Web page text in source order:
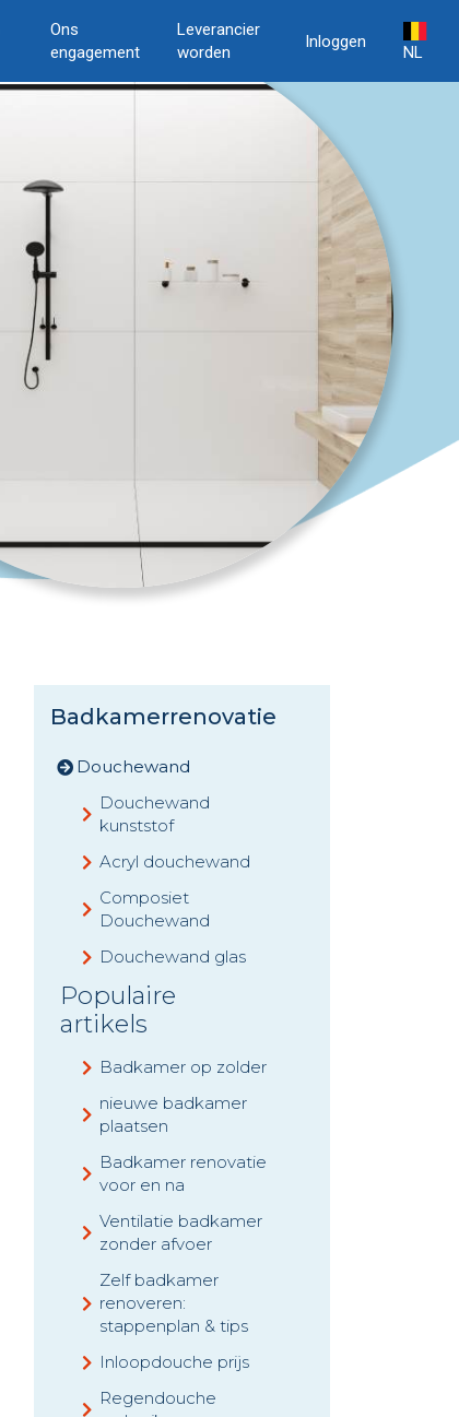
Ons
engagement
Leverancier
worden
Inloggen
NL
Badkamerrenovatie
Douchewand
Douchewand
kunststof
Acryl douchewand
Composiet
Douchewand
Douchewand glas
Populaire
artikels
Badkamer op zolder
nieuwe badkamer
plaatsen
Badkamer renovatie
voor en na
Ventilatie badkamer
zonder afvoer
Zelf badkamer
renoveren:
stappenplan & tips
Inloopdouche prijs
Regendouche